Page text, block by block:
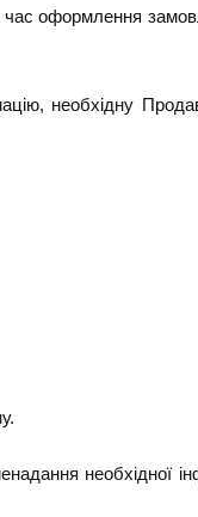
час оформлення
необхідну
необхідної